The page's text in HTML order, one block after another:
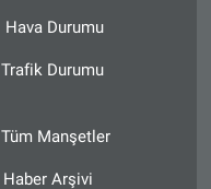
Hava Durumu
Trafik Durumu
Tüm Manşetler
Haber Arşivi